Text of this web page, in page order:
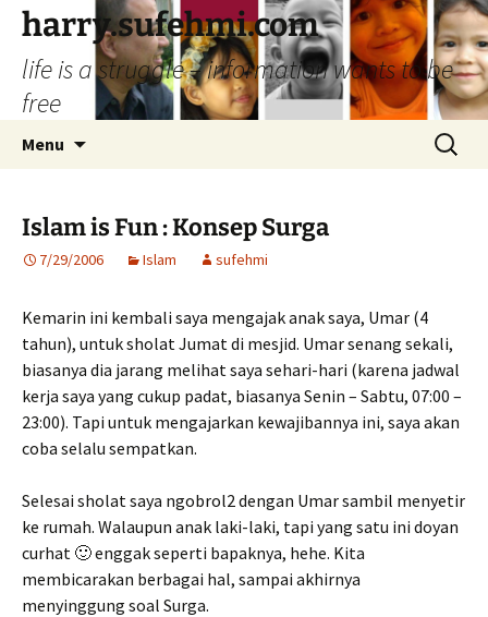
Skip
content
harry.sufehmi.com
life is a struggle – information wants to be
free
Menu
Search
for:
Islam is Fun : Konsep Surga
7/29/2006 Islam sufehmi
Kemarin ini kembali saya mengajak anak saya, Umar (4
tahun), untuk sholat Jumat di mesjid. Umar senang sekali,
biasanya dia jarang melihat saya sehari-hari (karena jadwal
kerja saya yang cukup padat, biasanya Senin – Sabtu, 07:00 –
23:00). Tapi untuk mengajarkan kewajibannya ini, saya akan
coba selalu sempatkan.
Selesai sholat saya ngobrol2 dengan Umar sambil menyetir
ke rumah. Walaupun anak laki-laki, tapi yang satu ini doyan
curhat 🙂 enggak seperti bapaknya, hehe. Kita
membicarakan berbagai hal, sampai akhirnya
menyinggung soal Surga.